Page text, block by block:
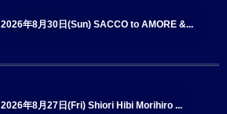
2026年8月30日(Sun) SACCO to AMORE &...
2026年8月27日(Fri) Shiori Hibi Morihiro ...